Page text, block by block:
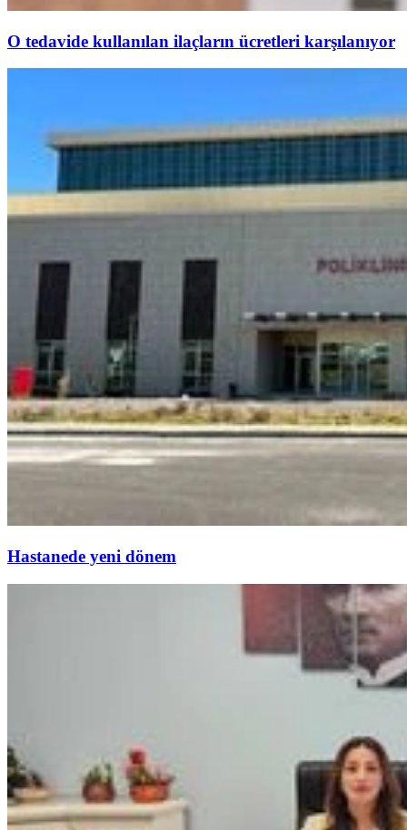
O tedavide kullanılan ilaçların ücretleri karşılanıyor
Hastanede yeni dönem